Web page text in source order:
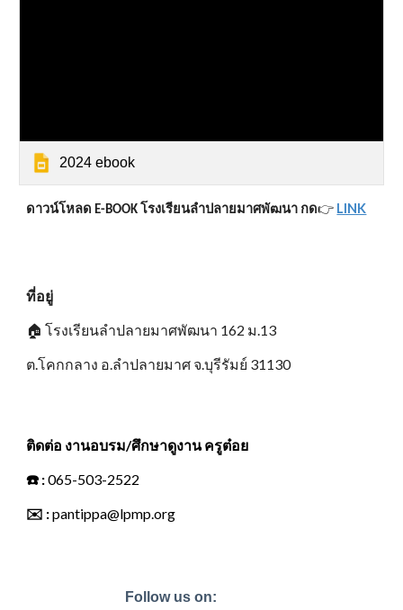
2024 ebook
ดาวน์โหลด E-BOOK โรงเรียนลำปลายมาศพัฒนา กด👉 LINK
ที่อยู่
🏠โรงเรียนลำปลายมาศพัฒนา 162 ม.13
ต.โคกกลาง อ.ลำปลายมาศ จ.บุรีรัมย์ 31130
ติดต่อ งานอบรม/ศึกษาดูงาน ครูต๋อย
☎️ :065-503-2522
✉️ :pantippa@lpmp.org
Follow us on: